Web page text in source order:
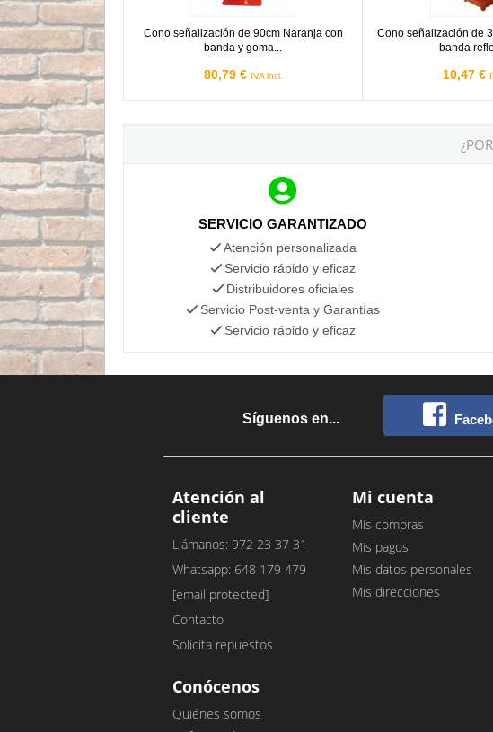
Cono señalización de 90cm Naranja con
banda y goma...
80,79 € IVA incl.
Cono señalización de
banda
10,47 €
SERVICIO GARANTIZADO
Atención personalizada
Servicio rápido y eficaz
Distribuidores oficiales
Servicio Post-venta y Garantías
Servicio rápido y eficaz
Síguenos en...
Atención al
cliente
Llámanos: 972 23 37 31
Whatsapp: 648 179 479
[email protected]
Contacto
Solicita repuestos
Conócenos
Quiénes somos
Mi cuenta
Mis compras
Mis pagos
Mis datos personales
Mis direcciones